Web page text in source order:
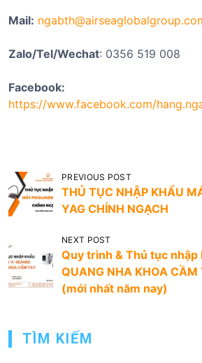
Mail:
Zalo/Tel/Wechat: 0356 519 008
Facebook:
https://www.facebook.com/
Đ
i
ề
u
h
ư
n
g
PREVIOUS POST
THỦ TỤC NHẬP KHẨU
YAG CHÍNH NGẠCH
NEXT POST
Quy trình & Thủ tục nhập
QUANG NHA KHOA
(mới nhất năm nay)
TÌM KIẾM